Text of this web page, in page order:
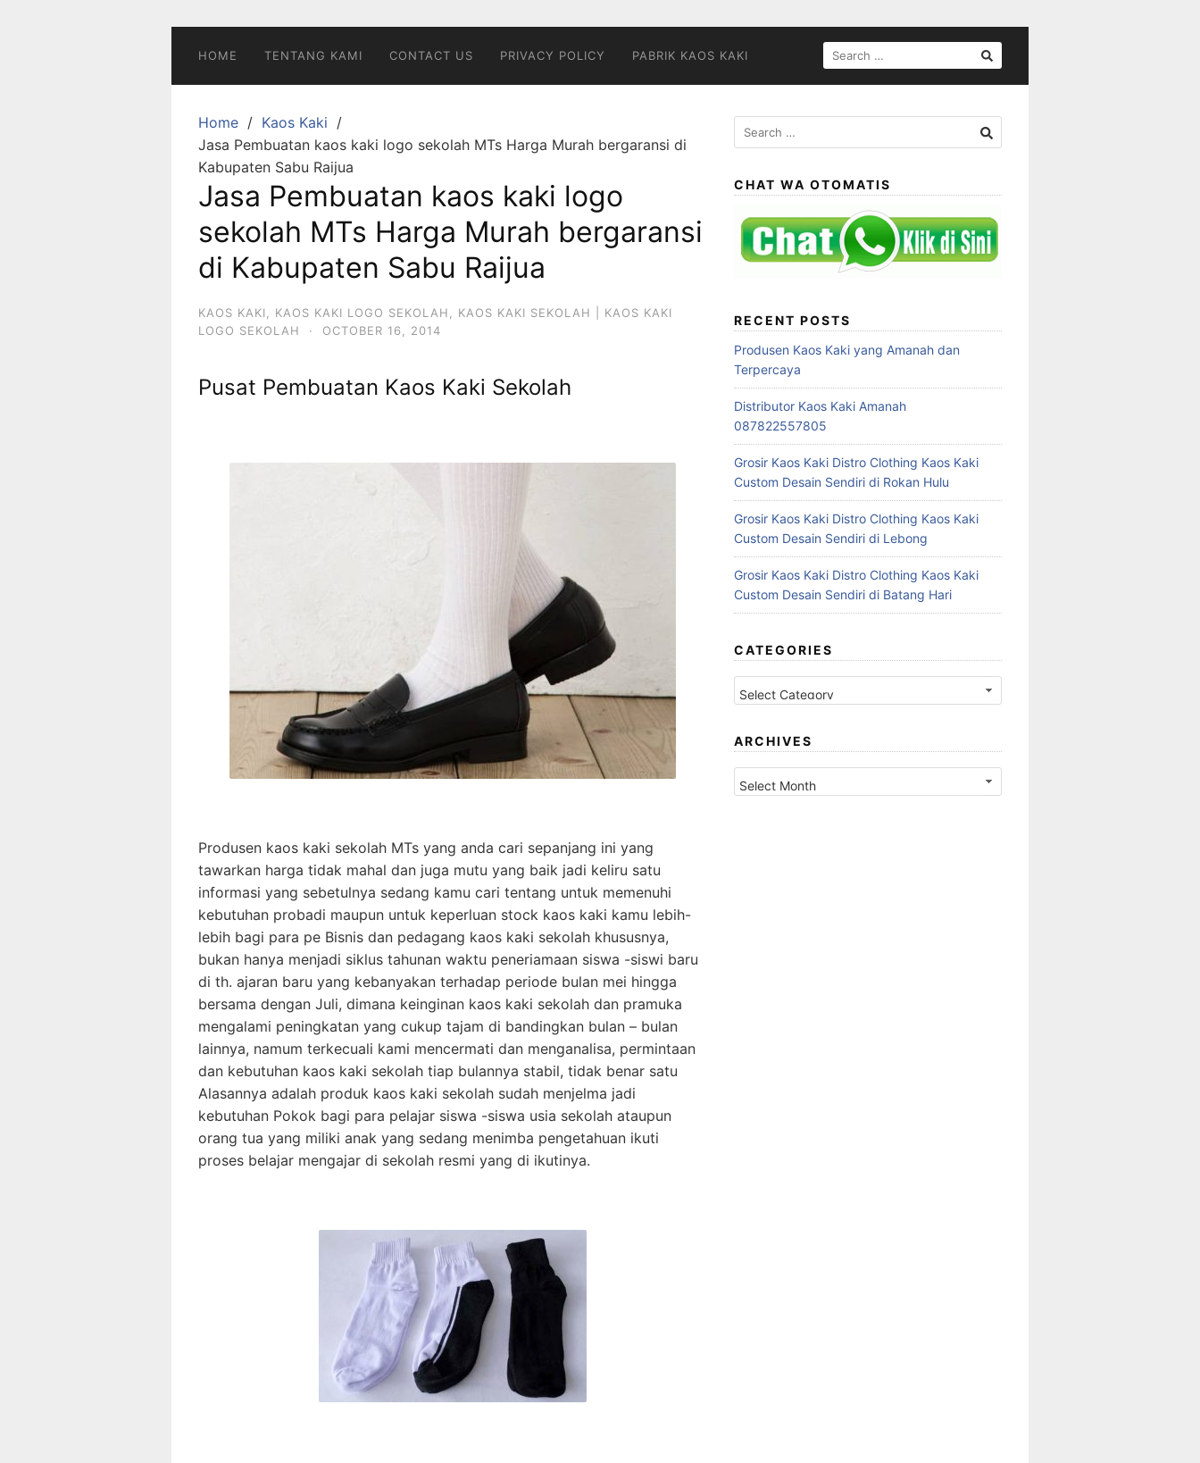
HOME TENTANG KAMI CONTACT US PRIVACY POLICY PABRIK KAOS KAKI
SEARCH
FOR:
Home
Kaos Kaki
Jasa Pembuatan kaos kaki logo sekolah MTs Harga Murah bergaransi di
Kabupaten Sabu Raijua
Jasa Pembuatan kaos kaki logo
sekolah MTs Harga Murah bergaransi
di Kabupaten Sabu Raijua
KAOS KAKI KAOS KAKI LOGO SEKOLAH
KAOS KAKI SEKOLAH | KAOS KAKI
LOGO SEKOLAH
· OCTOBER 16, 2014
Pusat Pembuatan Kaos Kaki Sekolah
Produsen kaos kaki sekolah MTs yang anda cari sepanjang ini yang
tawarkan harga tidak mahal dan juga mutu yang baik jadi keliru satu
informasi yang sebetulnya sedang kamu cari tentang untuk memenuhi
kebutuhan probadi maupun untuk keperluan stock kaos kaki kamu lebih-
lebih bagi para pe Bisnis dan pedagang kaos kaki sekolah khususnya,
bukan hanya menjadi siklus tahunan waktu peneriamaan siswa -siswi baru
di th. ajaran baru yang kebanyakan terhadap periode bulan mei hingga
bersama dengan Juli, dimana keinginan kaos kaki sekolah dan pramuka
mengalami peningkatan yang cukup tajam di bandingkan bulan – bulan
lainnya, namum terkecuali kami mencermati dan menganalisa, permintaan
dan kebutuhan kaos kaki sekolah tiap bulannya stabil, tidak benar satu
Alasannya adalah produk kaos kaki sekolah sudah menjelma jadi
kebutuhan Pokok bagi para pelajar siswa -siswa usia sekolah ataupun
orang tua yang miliki anak yang sedang menimba pengetahuan ikuti
proses belajar mengajar di sekolah resmi yang di ikutinya.
Search
for:
CHAT WA OTOMATIS
RECENT POSTS
Produsen Kaos Kaki yang Amanah dan
Terpercaya
Distributor Kaos Kaki Amanah
087822557805
Grosir Kaos Kaki Distro Clothing Kaos Kaki
Custom Desain Sendiri di Rokan Hulu
Grosir Kaos Kaki Distro Clothing Kaos Kaki
Custom Desain Sendiri di Lebong
Grosir Kaos Kaki Distro Clothing Kaos Kaki
Custom Desain Sendiri di Batang Hari
CATEGORIES
Categories
ARCHIVES
Archives